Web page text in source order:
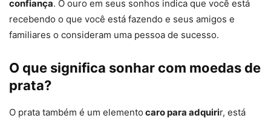
confiança. O ouro em seus sonhos indica que você está
recebendo o que você está fazendo e seus amigos e
familiares o consideram uma pessoa de sucesso.
O que significa sonhar com moedas de
prata?
O prata também é um elemento caro para adquirir, está